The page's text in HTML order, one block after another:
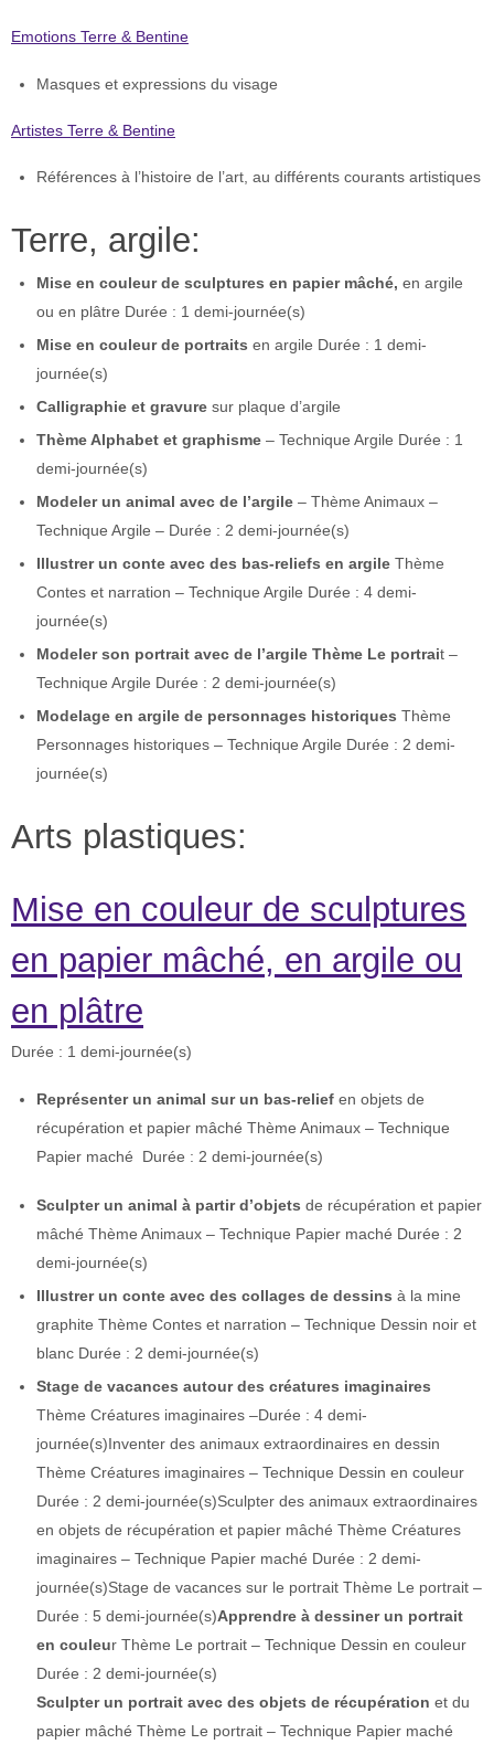
Emotions Terre & Bentine
Masques et expressions du visage
Artistes Terre & Bentine
Références à l’histoire de l’art, au différents courants artistiques
Terre, argile:
Mise en couleur de sculptures en papier mâché, en argile
ou en plâtre Durée : 1 demi-journée(s)
Mise en couleur de portraits en argile Durée : 1 demi-
journée(s)
Calligraphie et gravure sur plaque d’argile
Thème Alphabet et graphisme – Technique Argile Durée : 1
demi-journée(s)
Modeler un animal avec de l’argile – Thème Animaux –
Technique Argile – Durée : 2 demi-journée(s)
Illustrer un conte avec des bas-reliefs en argile Thème
Contes et narration – Technique Argile Durée : 4 demi-
journée(s)
Modeler son portrait avec de l’argile Thème Le portrait –
Technique Argile Durée : 2 demi-journée(s)
Modelage en argile de personnages historiques Thème
Personnages historiques – Technique Argile Durée : 2 demi-
journée(s)
Arts plastiques:
Mise en couleur de sculptures
en papier mâché, en argile ou
en plâtre
Durée : 1 demi-journée(s)
Représenter un animal sur un bas-relief en objets de
récupération et papier mâché Thème Animaux – Technique
Papier maché Durée : 2 demi-journée(s)
Sculpter un animal à partir d’objets de récupération et papier
mâché Thème Animaux – Technique Papier maché Durée : 2
demi-journée(s)
Illustrer un conte avec des collages de dessins à la mine
graphite Thème Contes et narration – Technique Dessin noir et
blanc Durée : 2 demi-journée(s)
Stage de vacances autour des créatures imaginaires
Thème Créatures imaginaires –Durée : 4 demi-
journée(s)Inventer des animaux extraordinaires en dessin
Thème Créatures imaginaires – Technique Dessin en couleur
Durée : 2 demi-journée(s)Sculpter des animaux extraordinaires
en objets de récupération et papier mâché Thème Créatures
imaginaires – Technique Papier maché Durée : 2 demi-
journée(s)Stage de vacances sur le portrait Thème Le portrait –
Durée : 5 demi-journée(s)Apprendre à dessiner un portrait
en couleur Thème Le portrait – Technique Dessin en couleur
Durée : 2 demi-journée(s)
Sculpter un portrait avec des objets de récupération et du
papier mâché Thème Le portrait – Technique Papier maché